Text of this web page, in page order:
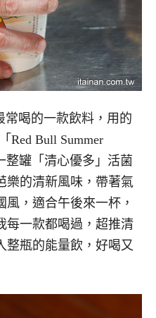
常喝的一款飲料，用的
Red Bull Summer
整罐「清心優多」活菌
樂的清新風味，帶著氣
，適合午後來一杯，
每一款都喝過，超推清
整瓶的能量飲，好喝又